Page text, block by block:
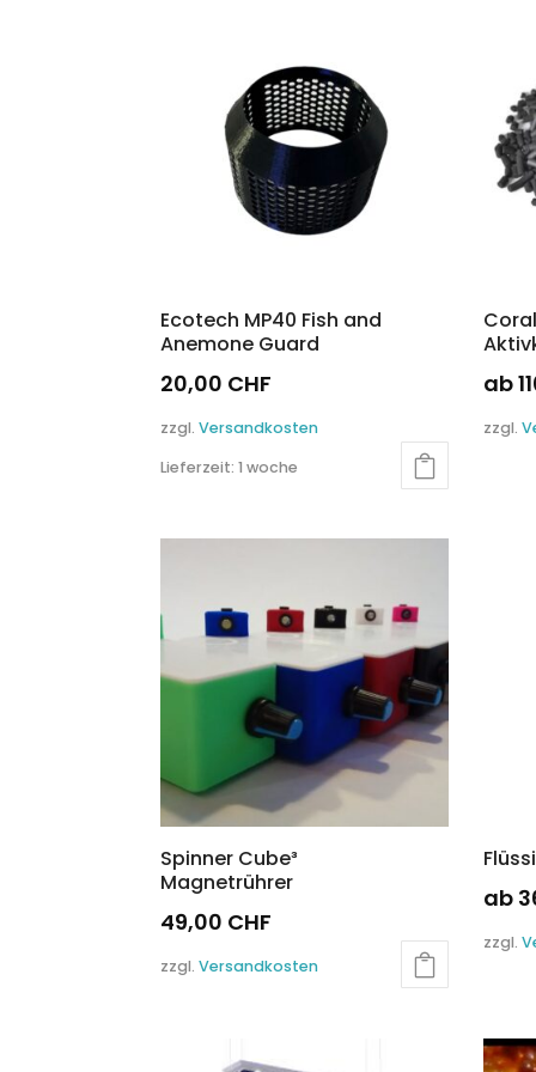
Ecotech MP40 Fish and
Anemone Guard
20,00 CHF
zzgl.Versandkosten
Lieferzeit:1 woche
ab
zzgl.
Spinner Cube³
Magnetrührer
49,00 CHF
zzgl.Versandkosten
ab
auf.
zzgl.